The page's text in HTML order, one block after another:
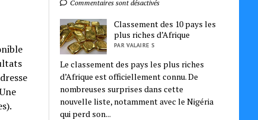
Commentaires sont désactivés
Classement des 10 pays les
plus riches d’Afrique
PAR VALAIRE S
Le classement des pays les plus riches
d’Afrique est officiellement connu. De
nombreuses surprises dans cette
nouvelle liste, notamment avec le Nigéria
qui perd son...